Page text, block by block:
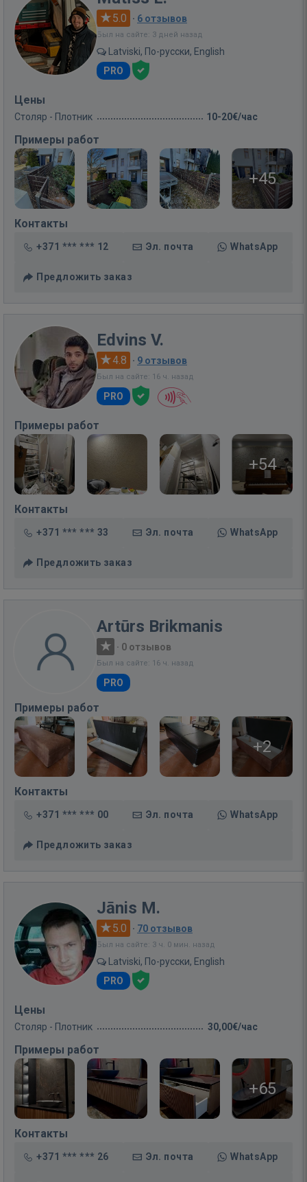
5.0 · 6 отзывов
Был на сайте: 3 дней назад
Latviski, По-русски, English
PRO
Цены
Столяр - Плотник 10-20€/час
Примеры работ
+45
Контакты
+371 *** *** 12 Эл. почта WhatsApp
Предложить заказ
Edvins V.
4.8 · 9 отзывов
Был на сайте: 16 ч. назад
PRO
Примеры работ
+54
Контакты
+371 *** *** 33 Эл. почта WhatsApp
Предложить заказ
Artūrs Brikmanis
· 0 отзывов
Был на сайте: 16 ч. назад
PRO
Примеры работ
+2
Контакты
+371 *** *** 00 Эл. почта WhatsApp
Предложить заказ
Jānis M.
5.0 · 70 отзывов
Был на сайте: 3 ч. 0 мин. назад
Latviski, По-русски, English
PRO
Цены
Столяр - Плотник 30,00€/час
Примеры работ
+65
Контакты
+371 *** *** 26 Эл. почта WhatsApp